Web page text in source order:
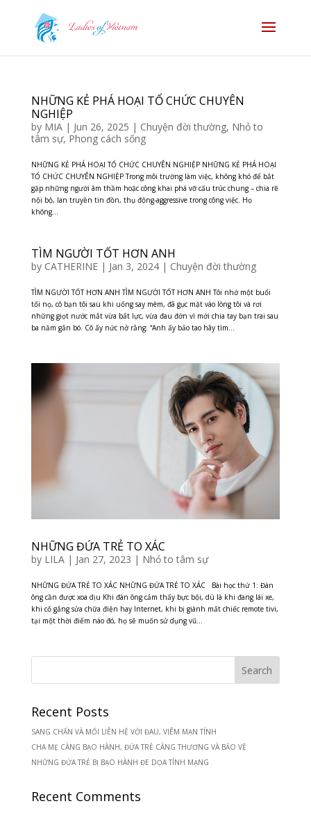
NHỮNG KẺ PHÁ HOẠI TỔ CHỨC CHUYÊN
NGHIỆP
by MIA| Jun 26, 2025 | Chuyện đời thường, Nhỏ to
tâm sự, Phong cách sống
NHỮNG KẺ PHÁ HOẠI TỔ CHỨC CHUYÊN NGHIỆP NHỮNG KẺ PHÁ HOẠI
TỔ CHỨC CHUYÊN NGHIỆP Trong môi trường làm việc, không khó để bắt
gặp những người âm thầm hoặc công khai phá vỡ cấu trúc chung – chia rẽ
nội bộ, lan truyền tin đồn, thụ động-aggressive trong công việc. Họ
không...
TÌM NGƯỜI TỐT HƠN ANH
by CATHERINE| Jan 3, 2024| Chuyện đời thường
TÌM NGƯỜI TỐT HƠN ANH TÌM NGƯỜI TỐT HƠN ANH Tôi nhớ một buổi
tối nọ, cô bạn tôi sau khi uống say mèm, đã gục mặt vào lòng tôi và rơi
những giọt nước mắt vừa bất lực, vừa đau đớn vì mới chia tay bạn trai sau
ba năm gắn bó. Cô ấy nức nở rằng: “Anh ấy bảo tao hãy tìm...
NHỮNG ĐỨA TRẺ TO XÁC
by LILA| Jan 27, 2023 | Nhỏ to tâm sự
NHỮNG ĐỨA TRẺ TO XÁC NHỮNG ĐỨA TRẺ TO XÁC Bài học thứ 1: Đàn
ông cần được xoa dịu Khi đàn ông cảm thấy bực bội, dù là khi đang lái xe,
khi cố gắng sửa chữa điện hay Internet, khi bị giành mất chiếc remote tivi,
tại một thời điểm nào đó, họ sẽ muốn sử dụng vũ...
Recent Posts
SANG CHẤN VÀ MỐI LIÊN HỆ VỚI ĐAU, VIÊM MẠN TÍNH
CHA MẸ CÀNG BẠO HÀNH, ĐỨA TRẺ CÀNG THƯƠNG VÀ BẢO VỆ
NHỮNG ĐỨA TRẺ BỊ BẠO HÀNH ĐE DỌA TÍNH MẠNG
Recent Comments